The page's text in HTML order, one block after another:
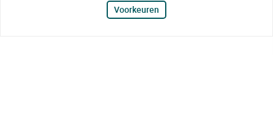
Voorkeuren